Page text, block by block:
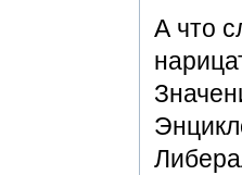
А что